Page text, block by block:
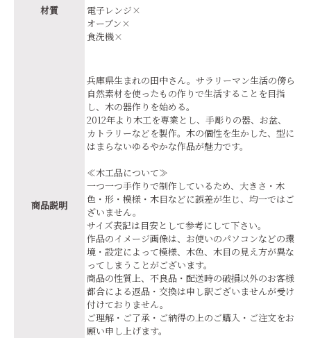
材質
電子レンジ×
オーブン×
食洗機×
商品説明
兵庫県生まれの田中さん。サラリーマン生活の傍ら
自然素材を使ったもの作りで生活することを目指
し、木の器作りを始める。
2012年より木工を専業とし、手彫りの器、お盆、
カトラリーなどを製作。木の個性を生かした、型に
はまらないゆるやかな作品が魅力です。
≪木工品について≫
一つ一つ手作りで制作しているため、大きさ・木
色・形・模様・木目などに誤差が生じ、均一ではご
ざいません。
サイズ表記は目安として参考にして下さい。
作品のイメージ画像は、お使いのパソコンなどの環
境・設定によって模様、木色、木目の見え方が異な
ってしまうことがございます。
商品の性質上、不良品・配送時の破損以外のお客様
都合による返品・交換は申し訳ございませんが受け
付けておりません。
ご理解・ご了承・ご納得の上のご購入・ご注文をお
願い申し上げます。